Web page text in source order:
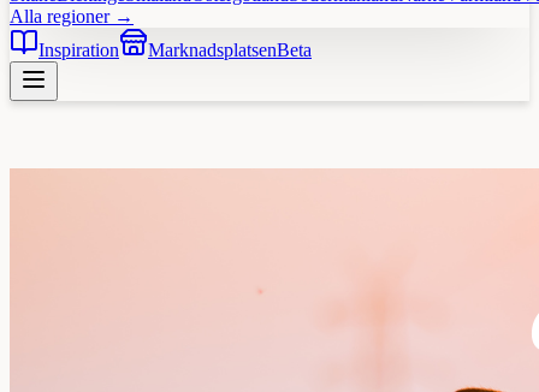
Alla regioner →
Inspiration
MarknadsplatsenBeta